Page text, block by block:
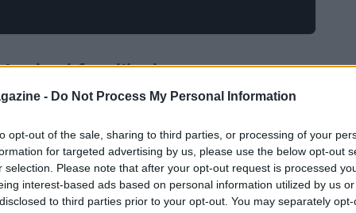
- Do Not Process My Personal Information
opt-out of the sale, sharing to third parties, or processing of your
for targeted advertising by us, please use the below opt-out
selection. Please note that after your opt-out request is processed
interest-based ads based on personal information utilized by us
to third parties prior to your opt-out. You may separately
familiari
familiari attraverso una narrazione ricca di
una telefonata misteriosa che segna l’inizio di
da genitori e quattro figli, ognuno dei
scrittura di Bovell è caratterizzata da una